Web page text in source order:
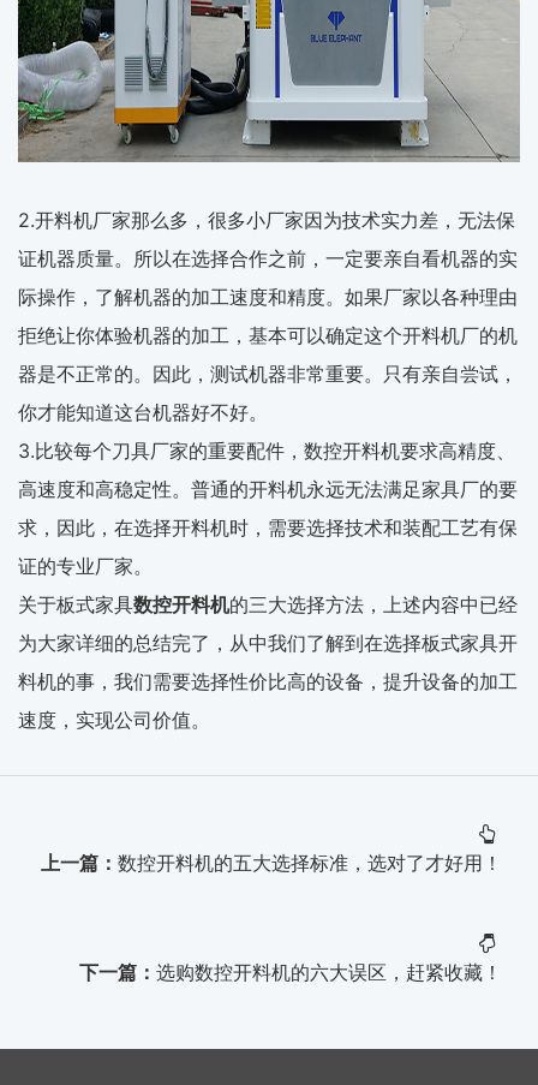
2.开料机厂家那么多，很多小厂家因为技术实力差，无法保
证机器质量。所以在选择合作之前，一定要亲自看机器的实
际操作，了解机器的加工速度和精度。如果厂家以各种理由
拒绝让你体验机器的加工，基本可以确定这个开料机厂的机
器是不正常的。因此，测试机器非常重要。只有亲自尝试，
你才能知道这台机器好不好。
3.比较每个刀具厂家的重要配件，数控开料机要求高精度、
高速度和高稳定性。普通的开料机永远无法满足家具厂的要
求，因此，在选择开料机时，需要选择技术和装配工艺有保
证的专业厂家。
关于板式家具数控开料机的三大选择方法，上述内容中已经
为大家详细的总结完了，从中我们了解到在选择板式家具开
料机的事，我们需要选择性价比高的设备，提升设备的加工
速度，实现公司价值。
上一篇： 数控开料机的五大选择标准，选对了才好用！
下一篇： 选购数控开料机的六大误区，赶紧收藏！